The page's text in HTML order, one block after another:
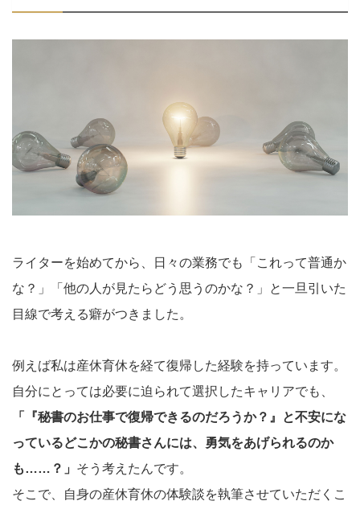
ライターを始めてから、日々の業務でも「これって普通か
な？」「他の人が見たらどう思うのかな？」と一旦引いた
目線で考える癖がつきました。
例えば私は産休育休を経て復帰した経験を持っています。
自分にとっては必要に迫られて選択したキャリアでも、
「『秘書のお仕事で復帰できるのだろうか？』と不安にな
っているどこかの秘書さんには、勇気をあげられるのか
も……？」 そう考えたんです。
そこで、自身の産休育休の体験談を執筆させていただくこ